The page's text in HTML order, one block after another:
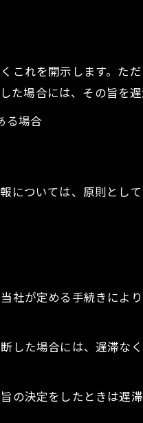
これを開示します。た
場合には、その旨を遅
る場合
ついては、原則として
社が定める手続きによ
した場合には、遅滞な
決定をしたときは遅